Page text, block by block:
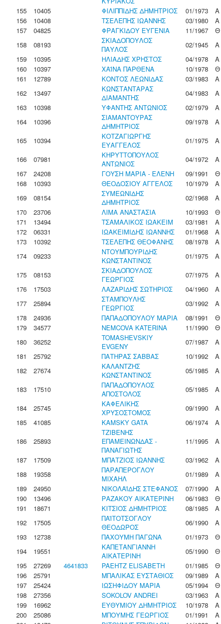
155
10405 ΦΙΛΙΠΠΙΔΗΣ ΔΗΜΗΤΡΙΟΣ 01/1973
Α
156
10408 ΤΣΕΛΕΠΗΣ ΙΩΑΝΝΗΣ 03/1980
Α
157
04825 ΦΡΑΓΚΙΔΟΥ ΕΥΓΕΝΙΑ 11/1967
Θ
158
08193
ΣΚΙΑΔΟΠΟΥΛΟΣ
ΠΑΥΛΟΣ
02/1945
Α
159
10395 ΗΛΙΑΔΗΣ ΧΡΗΣΤΟΣ 04/1978
Α
160
10397 ΧΑΪΝΑ ΠΑΡΘΕΝΑ 10/1978
Θ
161
12789 ΚΟΝΤΟΣ ΛΕΩΝΙΔΑΣ 03/1983
Α
162
13497
ΚΩΝΣΤΑΝΤΑΡΑΣ
ΔΙΑΜΑΝΤΗΣ
04/1983
Α
163
10398 ΥΦΑΝΤΗΣ ΑΝΤΩΝΙΟΣ 02/1979
Α
164
10396
ΣΙΑΜΑΝΤΟΥΡΑΣ
ΔΗΜΗΤΡΙΟΣ
09/1978
Α
165
10394
ΚΟΤΖΑΓΙΩΡΓΗΣ
ΕΥΑΓΓΕΛΟΣ
01/1975
Α
166
07981
ΚΗΡΥΤΤΟΠΟΥΛΟΣ
ΑΝΤΩΝΙΟΣ
04/1972
Α
167
24208 ΓΟΥΣΗ ΜΑΡΙΑ - ΕΛΕΝΗ 09/1991
Θ
168
10393 ΘΕΟΔΟΣΙΟΥ ΑΓΓΕΛΟΣ 10/1979
Α
169
08154
ΣΥΜΕΩΝΙΔΗΣ
ΔΗΜΗΤΡΙΟΣ
02/1968
Α
170
23706 ΛΙΜΑ ΑΝΑΣΤΑΣΙΑ 10/1993
Θ
171
13494 ΤΣΑΜΑΛΙΚΟΣ ΙΩΑΚΕΙΜ 03/1981
Α
172
06331 ΙΩΑΚΕΙΜΙΔΗΣ ΙΩΑΝΝΗΣ 01/1968
Α
173
10392 ΤΣΕΛΕΠΗΣ ΘΕΟΦΑΝΗΣ 08/1978
Α
174
09233
ΝΤΟΥΜΠΟΥΡΙΔΗΣ
ΚΩΝΣΤΑΝΤΙΝΟΣ
01/1975
Α
175
08153
ΣΚΙΑΔΟΠΟΥΛΟΣ
ΓΕΩΡΓΙΟΣ
07/1975
Α
176
17503 ΛΑΖΑΡΙΔΗΣ ΣΩΤΗΡΙΟΣ 04/1960
Α
177
25894
ΣΤΑΜΠΟΥΛΗΣ
ΓΕΩΡΓΙΟΣ
03/1992
Α
178
24936 ΠΑΠΑΔΟΠΟΥΛΟΥ ΜΑΡΙΑ 08/1991
Θ
179
34577 NEMCOVA KATERINA 11/1990
Θ
180
36252
TOMASHEVSKIY
EVGENY
07/1987
Α
181
25792 ΠΑΤΗΡΑΣ ΣΑΒΒΑΣ 10/1992
Α
182
27674
ΚΑΛΑΝΤΖΗΣ
ΚΩΝΣΤΑΝΤΙΝΟΣ
05/1985
Α
183
17510
ΠΑΠΑΔΟΠΟΥΛΟΣ
ΑΠΟΣΤΟΛΟΣ
05/1985
Α
184
25745
ΚΑΦΕΛΙΚΗΣ
ΧΡΥΣΟΣΤΟΜΟΣ
09/1990
Α
185
41085 KAMSKY GATA 06/1974
Α
186
25893
ΤΖΙΒΕΝΗΣ
ΕΠΑΜΕΙΝΩΝΔΑΣ -
ΠΑΝΑΓΙΩΤΗΣ
11/1995
Α
187
17509 ΜΠΑΤΖΙΟΣ ΙΩΑΝΝΗΣ 03/1962
Α
188
19358
ΠΑΡΑΠΕΡΟΓΛΟΥ
ΜΙΧΑΗΛ
01/1989
Α
189
24950 ΝΙΚΟΛΑΪΔΗΣ ΣΤΕΦΑΝΟΣ 07/1990
Α
190
13496 ΡΑΖΑΚΟΥ ΑΙΚΑΤΕΡΙΝΗ 06/1983
Θ
191
18671 ΚΙΤΣΙΟΣ ΔΗΜΗΤΡΙΟΣ 08/1985
Α
192
17505
ΠΑΪΤΟΤΣΟΓΛΟΥ
ΘΕΟΔΩΡΟΣ
06/1990
Α
193
12738 ΠΑΧΟΥΜΗ ΠΑΓΩΝΑ 01/1973
Θ
194
19551
ΚΑΠΕΤΑΝΓΙΑΝΝΗ
ΑΙΚΑΤΕΡΙΝΗ
05/1990
Θ
195
27269 4641833 PAEHTZ ELISABETH 01/1985
Θ
196
25791 ΜΠΑΛΙΚΑΣ ΕΥΣΤΑΘΙΟΣ 09/1989
Α
197
25424 ΙΩΣΗΦΙΔΟΥ ΜΑΡΙΑ 05/1994
Θ
198
27356 SOKOLOV ANDREI 03/1963
Α
199
16962 ΕΥΘΥΜΙΟΥ ΔΗΜΗΤΡΙΟΣ 10/1978
Α
200
25086 ΜΠΟΥΜΗΣ ΓΕΩΡΓΙΟΣ 01/1991
Α